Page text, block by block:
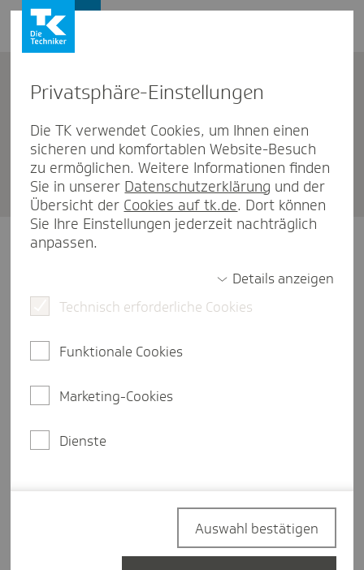
Ihr Kontakt zur Tech­niker als
Firmen­kunde
Firmenkunden
Telefonische Beratung
Privat­sphäre-Einstel­lungen
Die TK verwendet Cookies, um Ihnen einen
sicheren und komfortablen Website-Besuch
zu ermöglichen. Weitere Informationen finden
Sie in unserer Datenschutzerklärung und der
Übersicht der Cookies auf tk.de. Dort können
Sie Ihre Einstellungen jederzeit nachträglich
anpassen.
Details anzeigen
Technisch erforderliche Cookies
Funktionale Cookies
Marketing-Cookies
Dienste
Auswahl bestätigen